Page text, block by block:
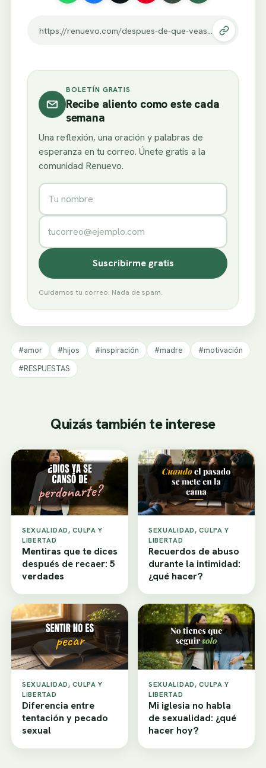
BOLETÍN GRATIS
Recibe aliento como este cada
semana
Una reflexión, una oración y palabras de
esperanza en tu correo. Únete gratis a la
comunidad Renuevo.
Nombre
Correo electrónico
Suscribirme gratis
Cuidamos tu correo. Nada de spam.
#amor #hijos #inspiración #madre
#motivación
#RESPUESTAS
Quizás también te interese
SEXUALIDAD, CULPA Y
LIBERTAD
Mentiras que te dices
después de recaer: 5
verdades
SEXUALIDAD, CULPA Y
LIBERTAD
Recuerdos de abuso
durante la intimidad:
¿qué hacer?
SEXUALIDAD, CULPA Y
LIBERTAD
Diferencia entre
tentación y pecado
sexual
SEXUALIDAD, CULPA Y
LIBERTAD
Mi iglesia no habla
de sexualidad: ¿qué
hacer hoy?